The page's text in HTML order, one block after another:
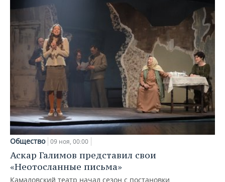
Общество 09 ноя, 00:00
Аскар Галимов представил свои
«Неотосланные письма»
Камаловский театр начал сезон с постановки